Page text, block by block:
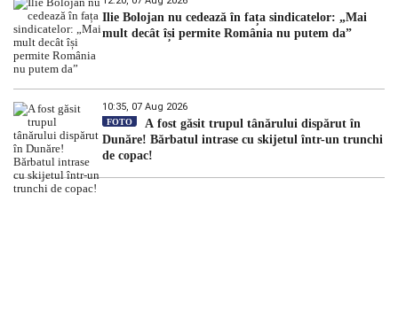
Ilie Bolojan nu cedează în fața sindicatelor: „Mai
mult decât își permite România nu putem da”
10:35, 07 Aug 2026
FOTO
A fost găsit trupul tânărului dispărut în
Dunăre! Bărbatul intrase cu skijetul într-un trunchi
de copac!